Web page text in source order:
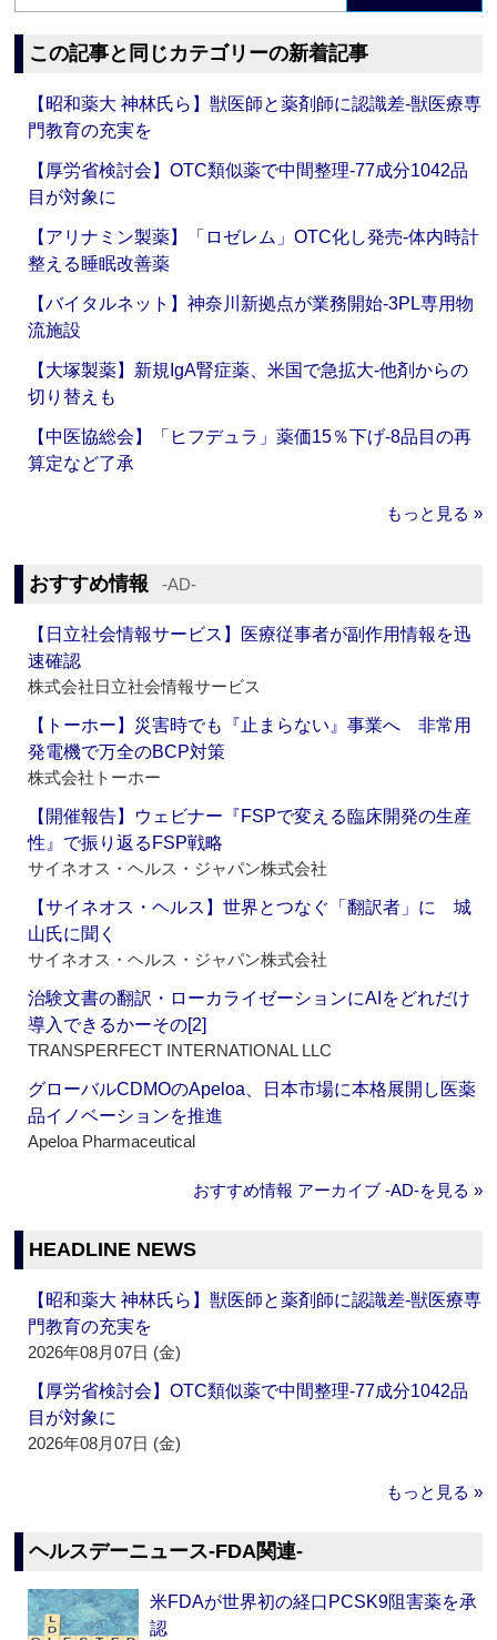
この記事と同じカテゴリーの新着記事
【昭和薬大 神林氏ら】獣医師と薬剤師に認識差‐獣医療専
門教育の充実を
【厚労省検討会】OTC類似薬で中間整理‐77成分1042品
目が対象に
【アリナミン製薬】「ロゼレム」OTC化し発売‐体内時計
整える睡眠改善薬
【バイタルネット】神奈川新拠点が業務開始‐3PL専用物
流施設
【大塚製薬】新規IgA腎症薬、米国で急拡大‐他剤からの
切り替えも
【中医協総会】「ヒフデュラ」薬価15％下げ‐8品目の再
算定など了承
もっと見る »
おすすめ情報 ‐AD‐
【日立社会情報サービス】医療従事者が副作用情報を迅
速確認
株式会社日立社会情報サービス
【トーホー】災害時でも『止まらない』事業へ 非常用
発電機で万全のBCP対策
株式会社トーホー
【開催報告】ウェビナー『FSPで変える臨床開発の生産
性』で振り返るFSP戦略
サイネオス・ヘルス・ジャパン株式会社
【サイネオス・ヘルス】世界とつなぐ「翻訳者」に 城
山氏に聞く
サイネオス・ヘルス・ジャパン株式会社
治験文書の翻訳・ローカライゼーションにAIをどれだけ
導入できるかーその[2]
TRANSPERFECT INTERNATIONAL LLC
グローバルCDMOのApeloa、日本市場に本格展開し医薬
品イノベーションを推進
Apeloa Pharmaceutical
おすすめ情報 アーカイブ ‐AD‐を見る »
HEADLINE NEWS
【昭和薬大 神林氏ら】獣医師と薬剤師に認識差‐獣医療専
門教育の充実を
2026年08月07日 (金)
【厚労省検討会】OTC類似薬で中間整理‐77成分1042品
目が対象に
2026年08月07日 (金)
もっと見る »
ヘルスデーニュース‐FDA関連‐
米FDAが世界初の経口PCSK9阻害薬を承
認